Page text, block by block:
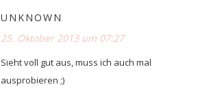
UNKNOWN
25. Oktober 2013 um 07:27
Sieht voll gut aus, muss ich auch mal
ausprobieren ;)